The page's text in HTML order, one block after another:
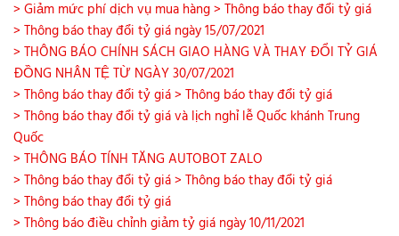
> Giảm mức phí dịch vụ mua hàng> Thông báo thay đổi tỷ giá
> Thông báo thay đổi tỷ giá ngày 15/07/2021
> THÔNG BÁO CHÍNH SÁCH GIAO HÀNG VÀ THAY ĐỔI TỶ GIÁ
ĐỒNG NHÂN TỆ TỪ NGÀY 30/07/2021
> Thông báo thay đổi tỷ giá> Thông báo thay đổi tỷ giá
> Thông báo thay đổi tỷ giá và lịch nghỉ lễ Quốc khánh Trung
Quốc
> THÔNG BÁO TÍNH TĂNG AUTOBOT ZALO
> Thông báo thay đổi tỷ giá> Thông báo thay đổi tỷ giá
> Thông báo thay đổi tỷ giá
> Thông báo điều chỉnh giảm tỷ giá ngày 10/11/2021